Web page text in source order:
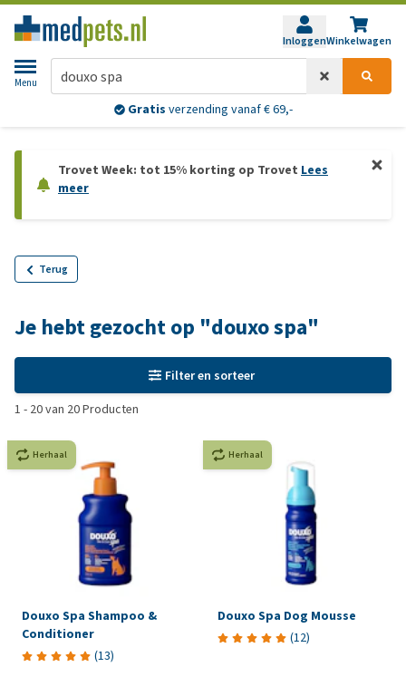
InloggenWinkelwagen
Menu
Gratis verzending vanaf € 69,-
Trovet Week: tot 15% korting op Trovet Lees
meer
Terug
Je hebt gezocht op "douxo spa"
Filter en sorteer
1 - 20van 20Producten
Herhaal
Douxo Spa Shampoo &
Conditioner
(13)
Herhaal
Douxo Spa Dog Mousse
(12)